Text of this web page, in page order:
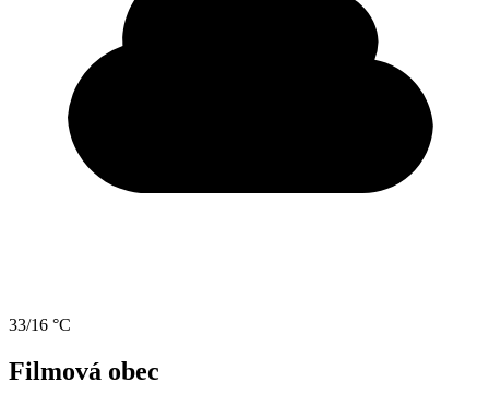
33/16 °C
Filmová obec